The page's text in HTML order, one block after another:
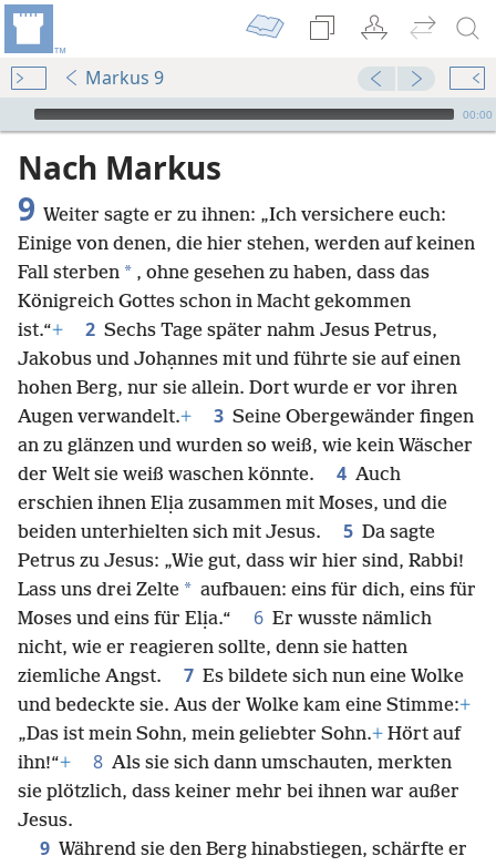
Markus 9
Audio Player
00:00
Nach Markus
9 Weiter sagte er zu ihnen: „Ich versichere euch:
Einige von denen, die hier stehen, werden auf keinen
Fall sterben * , ohne gesehen zu haben, dass das
Königreich Gottes schon in Macht gekommen
ist.“+ 2 Sechs Tage später nahm Jesus Petrus,
Jakobus und Johạnnes mit und führte sie auf einen
hohen Berg, nur sie allein. Dort wurde er vor ihren
Augen verwandelt.+ 3 Seine Obergewänder fingen
an zu glänzen und wurden so weiß, wie kein Wäscher
der Welt sie weiß waschen könnte.
4 Auch
erschien ihnen Elịa zusammen mit Moses, und die
beiden unterhielten sich mit Jesus.
5 Da sagte
Petrus zu Jesus: „Wie gut, dass wir hier sind, Rabbi!
Lass uns drei Zelte * aufbauen: eins für dich, eins für
Moses und eins für Elịa.“
6 Er wusste nämlich
nicht, wie er reagieren sollte, denn sie hatten
ziemliche Angst.
7 Es bildete sich nun eine Wolke
und bedeckte sie. Aus der Wolke kam eine Stimme:+
„Das ist mein Sohn, mein geliebter Sohn.+ Hört auf
ihn!“+ 8 Als sie sich dann umschauten, merkten
sie plötzlich, dass keiner mehr bei ihnen war außer
Jesus.
9 Während sie den Berg hinabstiegen, schärfte er